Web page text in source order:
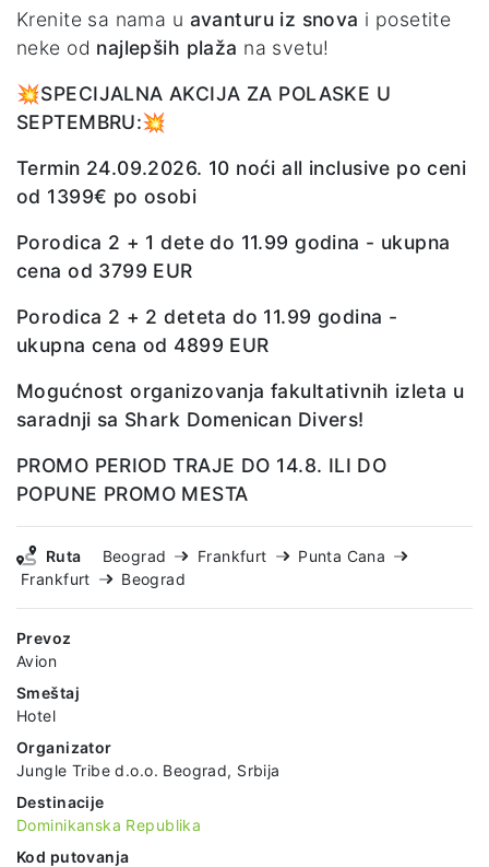
Krenite sa nama u avanturu iz snova i posetite
neke od najlepših plaža na svetu!
💥SPECIJALNA AKCIJA ZA POLASKE U
SEPTEMBRU:💥
Termin 24.09.2026. 10 noći all inclusive po ceni
od 1399€ po osobi
Porodica 2 + 1 dete do 11.99 godina - ukupna
cena od 3799 EUR
Porodica 2 + 2 deteta do 11.99 godina -
ukupna cena od 4899 EUR
Mogućnost organizovanja fakultativnih izleta u
saradnji sa Shark Domenican Divers!
PROMO PERIOD TRAJE DO 14.8. ILI DO
POPUNE PROMO MESTA
Ruta Beograd Frankfurt
Punta Cana
Frankfurt
Beograd
Prevoz
Avion
Smeštaj
Hotel
Organizator
Jungle Tribe d.o.o. Beograd, Srbija
Destinacije
Dominikanska Republika
Kod putovanja